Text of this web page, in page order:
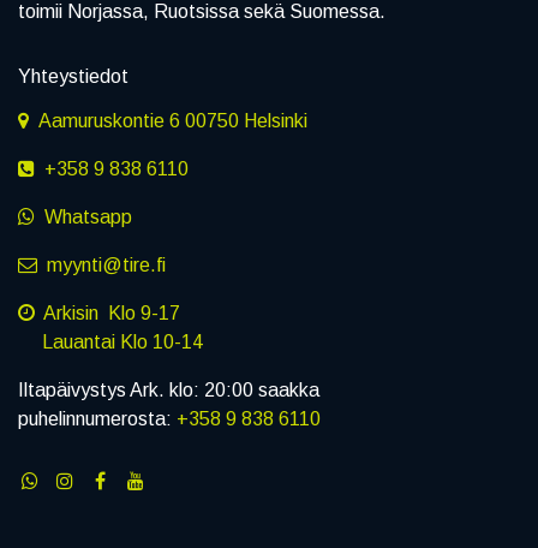
toimii Norjassa, Ruotsissa sekä Suomessa.
Yhteystiedot
Aamuruskontie 6 00750 Helsinki
+358 9 838 6110
Whatsapp
myynti@tire.fi
Arkisin Klo 9-17
Lauantai Klo 10-14
Iltapäivystys Ark. klo: 20:00 saakka
puhelinnumerosta: +358 9 838 6110